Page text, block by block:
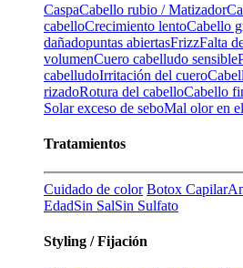
CaspaCabello rubio / Matizador
cabelloCrecimiento lentoCabello
dañadopuntas abiertasFrizzFalta
volumenCuero cabelludo sensible
cabelludoIrritación del cuero
rizadoRotura del cabelloCabello
Solarexceso de seboMal olor en
Tratamientos
Cuidado de color Botox Capilar
EdadSin SalSin Sulfato
Styling / Fijación